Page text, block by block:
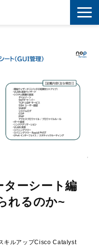
グ
ョン
ターシート編
れるのか~
キルアップCisco Catalyst